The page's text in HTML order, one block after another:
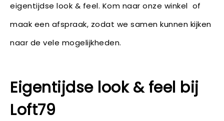
eigentijdse look & feel. Kom naar onze winkel of
maak een afspraak, zodat we samen kunnen kijken
naar de vele mogelijkheden.
Eigentijdse look & feel bij
Loft79